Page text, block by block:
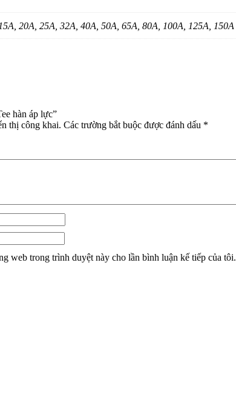
20A, 25A, 32A, 40A, 50A, 65A, 80A, 100A, 125A, 150A
hàn áp lực”
thị công khai. Các trường bắt buộc được đánh dấu *
web trong trình duyệt này cho lần bình luận kế tiếp của tôi.